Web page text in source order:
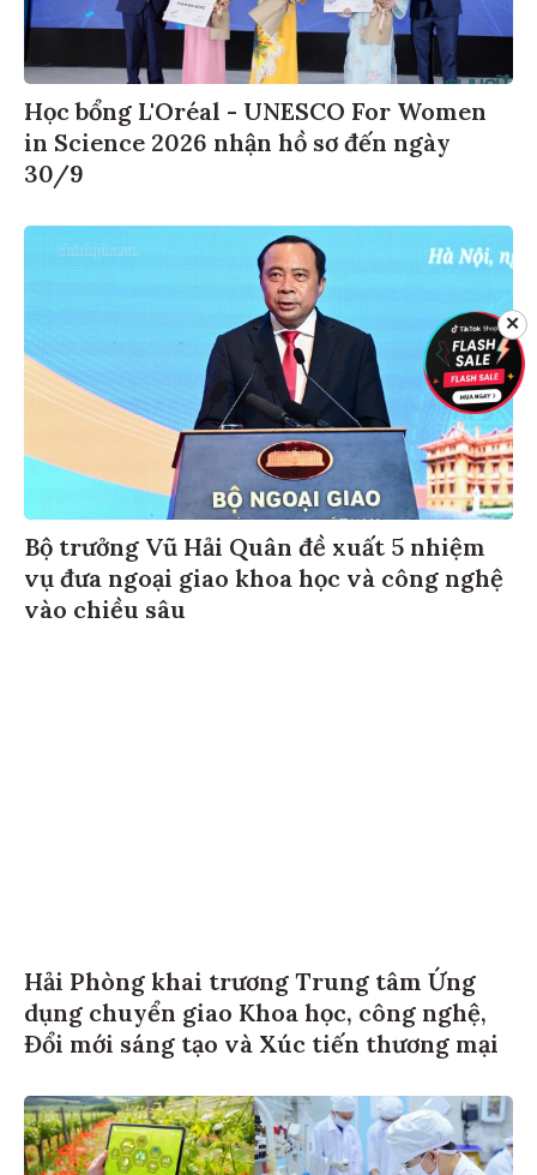
Học bổng L'Oréal - UNESCO For Women
in Science 2026 nhận hồ sơ đến ngày
30/9
Bộ trưởng Vũ Hải Quân đề xuất 5 nhiệm
vụ đưa ngoại giao khoa học và công nghệ
vào chiều sâu
Hải Phòng khai trương Trung tâm Ứng
dụng chuyển giao Khoa học, công nghệ,
Đổi mới sáng tạo và Xúc tiến thương mại
✕